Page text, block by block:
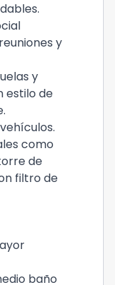
y
y
estilo de
como
de
filtro de
baño